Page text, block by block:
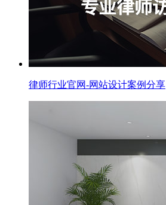
律师行业官网-网站设计案例分享